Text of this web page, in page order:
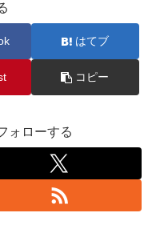
はてブ
コピー
ォローする